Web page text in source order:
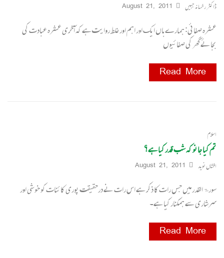
ڈاکٹر رخسانہ جبیں August 21, 2011
عشرہ صفائی: ہمارے ہاں ایک اور اہم اور غلط روایت ہے کہ آخری عشرہ عبادت کی
بجائے گھر کی صفائیوں
Read More
اسلام
تم کیا جانو کہ شب قدر کیا ہے؟
افشاں نوید August 21, 2011
سورۃالقدر میں جس رات کا ذکر ہے اس رات نے درحقیقت پوری کائنات کو خوشی اور
سرشاری سے ہمکنار کیا ہے۔
Read More